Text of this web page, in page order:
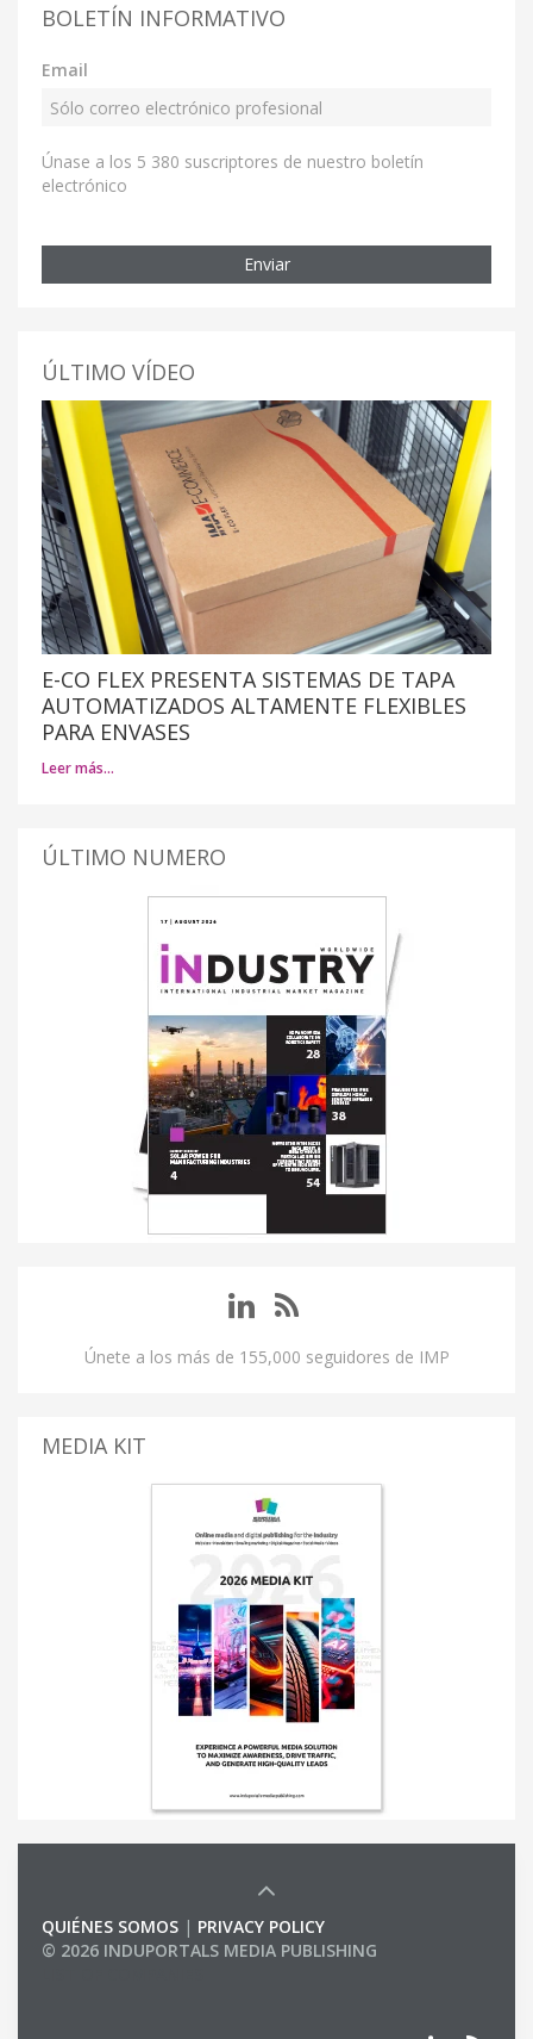
BOLETÍN INFORMATIVO
Email
Únase a los 5 380 suscriptores de nuestro boletín
electrónico
Enviar
ÚLTIMO VÍDEO
E-CO FLEX PRESENTA SISTEMAS DE TAPA
AUTOMATIZADOS ALTAMENTE FLEXIBLES
PARA ENVASES
Leer más…
ÚLTIMO NUMERO
Únete a los más de 155,000 seguidores de IMP
MEDIA KIT
QUIÉNES SOMOS | PRIVACY POLICY
© 2026 INDUPORTALS MEDIA PUBLISHING